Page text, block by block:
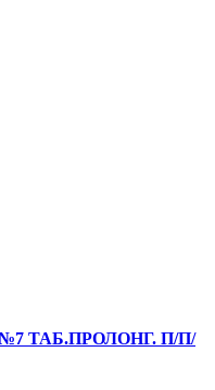
ТАБ.ПРОЛОНГ. П/П/